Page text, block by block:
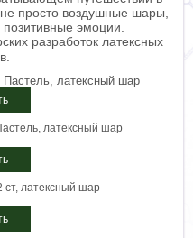
просто воздушные шары,
позитивные эмоции.
разработок латексных
латексный шар
латексный шар
латексный шар